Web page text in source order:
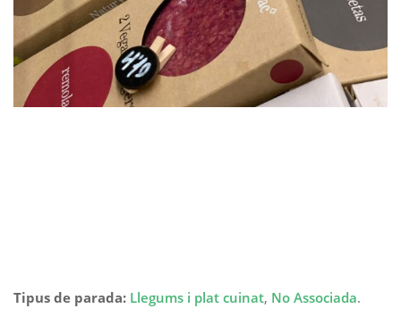
Tipus de parada: Llegums i plat cuinat, No Associada.